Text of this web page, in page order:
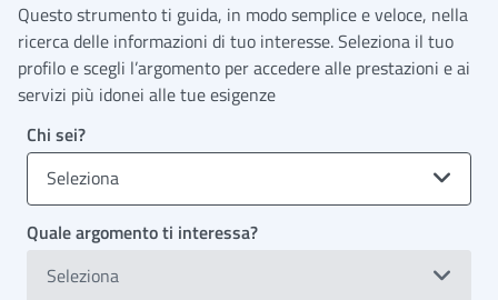
Questo strumento ti guida, in modo semplice e veloce, nella
ricerca delle informazioni di tuo interesse. Seleziona il tuo
profilo e scegli l’argomento per accedere alle prestazioni e ai
servizi più idonei alle tue esigenze
Chi sei?
Seleziona
Quale argomento ti interessa?
Seleziona